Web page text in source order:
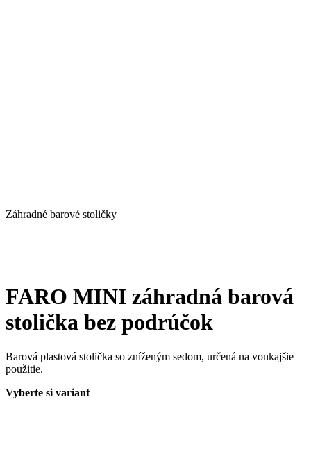
Záhradné barové stoličky
FARO MINI záhradná barová
stolička bez podrúčok
Barová plastová stolička so zníženým sedom, určená na vonkajšie
použitie.
Vyberte si variant